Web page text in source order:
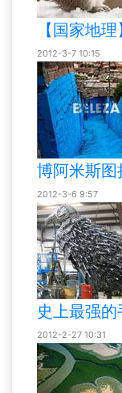
【国家地
2012-3-7 10:15
博阿米斯
2012-3-6 9:57
史上最强
2012-2-27 10:31